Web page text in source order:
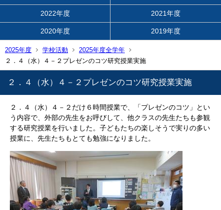
2022年度 2021年度
2020年度 2019年度
2025年度 学校活動
2025年度全学年
２．４（水）４－２プレゼンのコツ研究授業実施
２．４（水）４－２プレゼンのコツ研究授業実施
２．４（水）４－２だけ６時間授業で、「プレゼンのコツ」とい
う内容で、外部の先生をお呼びして、他クラスの先生たちも参観
する研究授業を行いました。子どもたちの楽しそうで実りの多い
授業に、先生たちもとても勉強になりました。